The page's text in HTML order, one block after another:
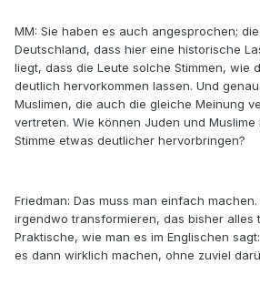
MM: Sie haben es auch angesprochen;
Deutschland, dass hier eine historische
liegt, dass die Leute solche Stimmen, wie
deutlich hervorkommen lassen. Und
Muslimen, die auch die gleiche Meinung
vertreten. Wie können Juden und Muslime
Stimme etwas deutlicher hervorbringen?
Friedman: Das muss man einfach
irgendwo transformieren, das bisher alles
Praktische, wie man es im Englischen
es dann wirklich machen, ohne zuviel